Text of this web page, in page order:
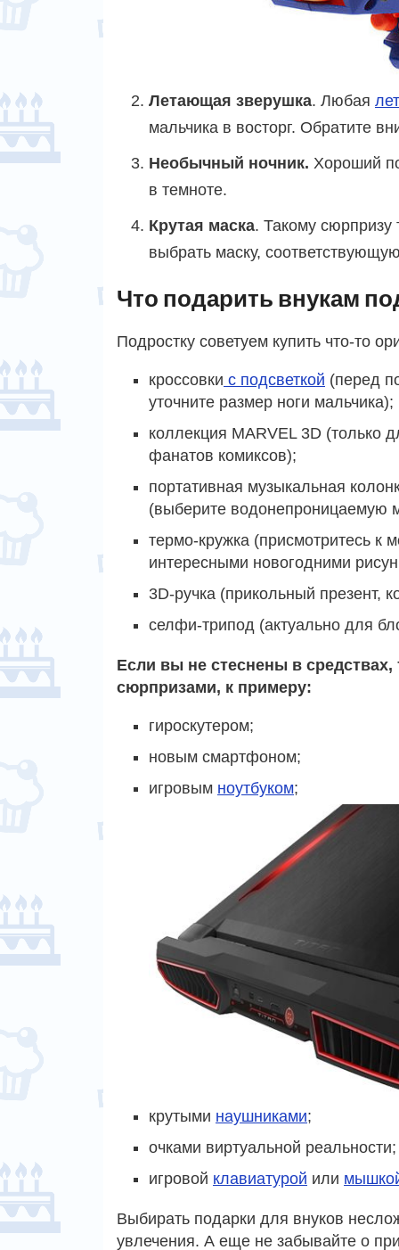
Летающая зверушка. Любая
мальчика в восторг. Обратите
Необычный ночник. Хороший
в темноте.
Крутая маска. Такому сюрпризу
выбрать маску,
Что подарить внукам
Подростку советуем купить что-то
кроссовки с подсветкой (перед
уточните размер ноги мальчика);
коллекция MARVEL 3D (только
фанатов комиксов);
портативная музыкальная
(выберите водонепроницаемую
термо-кружка (присмотритесь к
интересными новогодними
3D-ручка (прикольный презент,
селфи-трипод (актуально для
Если вы не стеснены в
сюрпризами, к примеру:
гироскутером;
новым смартфоном;
игровым ноутбуком;
крутыми наушниками;
очками виртуальной реальности;
игровой клавиатурой или
Выбирать подарки для внуков
увлечения. А еще не забывайте о